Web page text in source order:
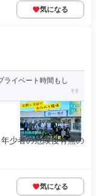
気になる
イベート時間もし
少者の危険後有無の
気になる